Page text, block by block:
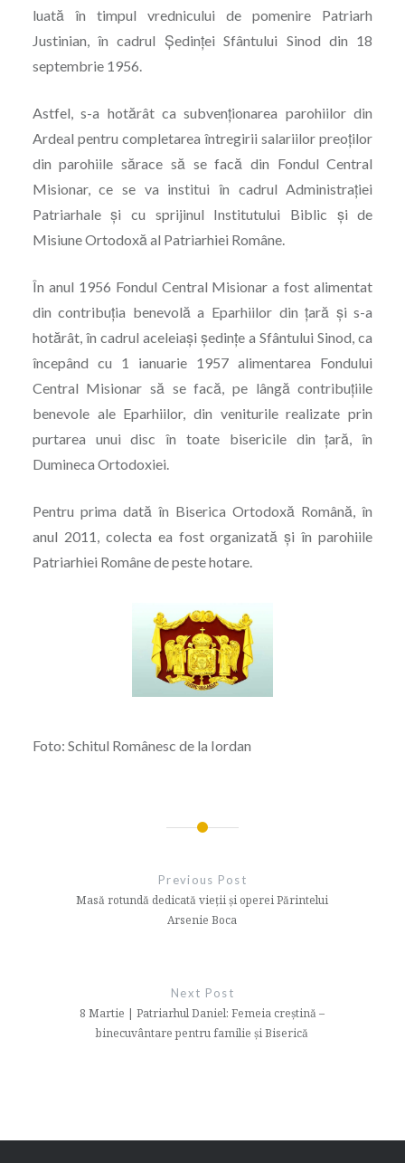
luată în timpul vrednicului de pomenire Patriarh
Justinian, în cadrul Ședinței Sfântului Sinod din 18
septembrie 1956.
Astfel, s-a hotărât ca subvenționarea parohiilor din
Ardeal pentru completarea întregirii salariilor preoților
din parohiile sărace să se facă din Fondul Central
Misionar, ce se va institui în cadrul Administrației
Patriarhale și cu sprijinul Institutului Biblic și de
Misiune Ortodoxă al Patriarhiei Române.
În anul 1956 Fondul Central Misionar a fost alimentat
din contribuția benevolă a Eparhiilor din țară și s-a
hotărât, în cadrul aceleiași ședințe a Sfântului Sinod, ca
începând cu 1 ianuarie 1957 alimentarea Fondului
Central Misionar să se facă, pe lângă contribuțiile
benevole ale Eparhiilor, din veniturile realizate prin
purtarea unui disc în toate bisericile din țară, în
Dumineca Ortodoxiei.
Pentru prima dată în Biserica Ortodoxă Română, în
anul 2011, colecta ea fost organizată și în parohiile
Patriarhiei Române de peste hotare.
Foto: Schitul Românesc de la Iordan
articole
Previous Post
Masă rotundă dedicată vieții și operei Părintelui
Arsenie Boca
Next Post
8 Martie | Patriarhul Daniel: Femeia creștină –
binecuvântare pentru familie și Biserică